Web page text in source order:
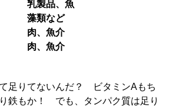
製品、魚
藻類など
魚介
魚介
足りてないんだ？ ビタミンAもち
鉄もか！ でも、タンパク質は足り